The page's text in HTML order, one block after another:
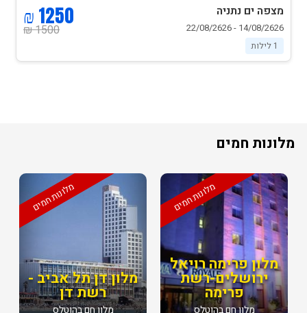
מצפה ים נתניה
14/08/2626 - 22/08/2626
1 לילות
1500 ₪
1250 ₪
מלונות חמים
מלונות חמים
מלון דן תל אביב -
רשת דן
מלונות חמים
מלון פרימה רויאל
ירושלים-רשת
פרימה